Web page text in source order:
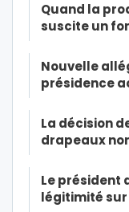
Quand la
suscite un
Nouvelle
présidence
La décision
drapeaux
Le président
légitimité